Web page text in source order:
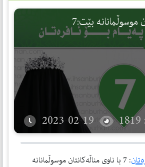
موسوڵمانانە بێت:7
2023-02-19
: 7 با ناوی مناڵەكانتان موسوڵمانانە